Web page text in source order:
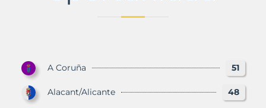
A Coruña 51
Alacant/Alicante 48